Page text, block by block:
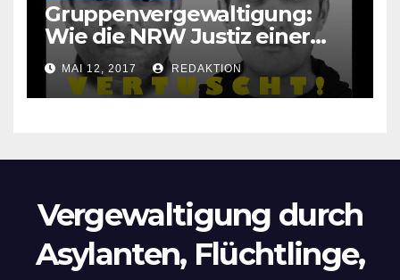
Gruppenvergewaltigung:
Wie die NRW Justiz einer
Lokalzeitung verbietet diese
Bilder zu veröffentlichen
MAI 12, 2017 REDAKTION
Vergewaltigung durch
Asylanten, Flüchtlinge,